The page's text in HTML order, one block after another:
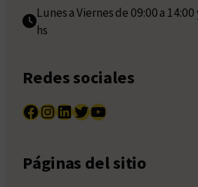
Lunes a Viernes de 09:00 a
hs
Redes sociales
Facebook InstagramLinkedIn Twitter YouTube
Páginas del sitio